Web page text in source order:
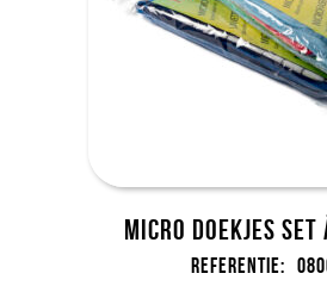
Micro doekjes set
Referentie: